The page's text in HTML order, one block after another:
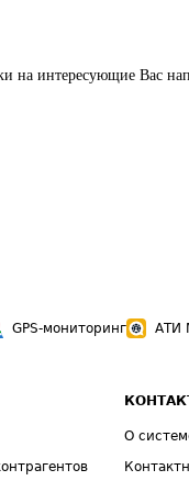
на интересующие Вас
GPS-мониторинг АТИ
О